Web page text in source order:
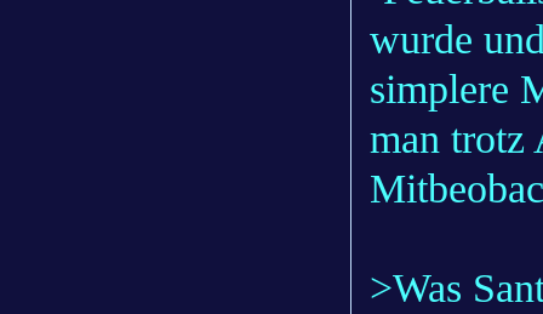
wurde
simplere
man trotz
>Was